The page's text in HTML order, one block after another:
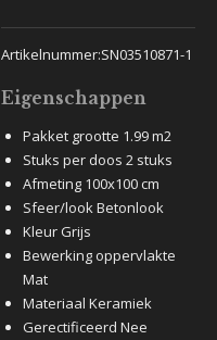
Artikelnummer:SN03510871-1
Eigenschappen
Pakket grootte 1.99 m2
Stuks per doos 2 stuks
Afmeting 100x100 cm
Sfeer/look Betonlook
Kleur Grijs
Bewerking oppervlakte
Mat
Materiaal Keramiek
Gerectificeerd Nee